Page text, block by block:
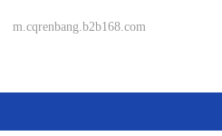
m.cqrenbang.b2b168.com